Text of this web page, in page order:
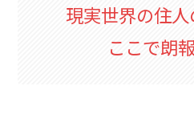
現実世界の住人
ここで朗